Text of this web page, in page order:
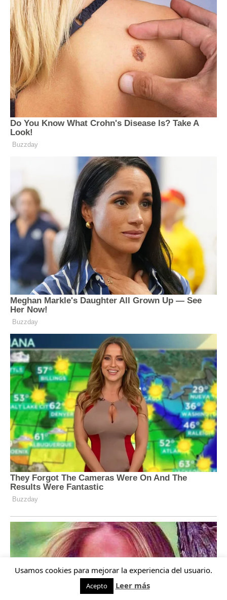
Usamos cookies para mejorar la experiencia del usuario.
Acepto Leer más